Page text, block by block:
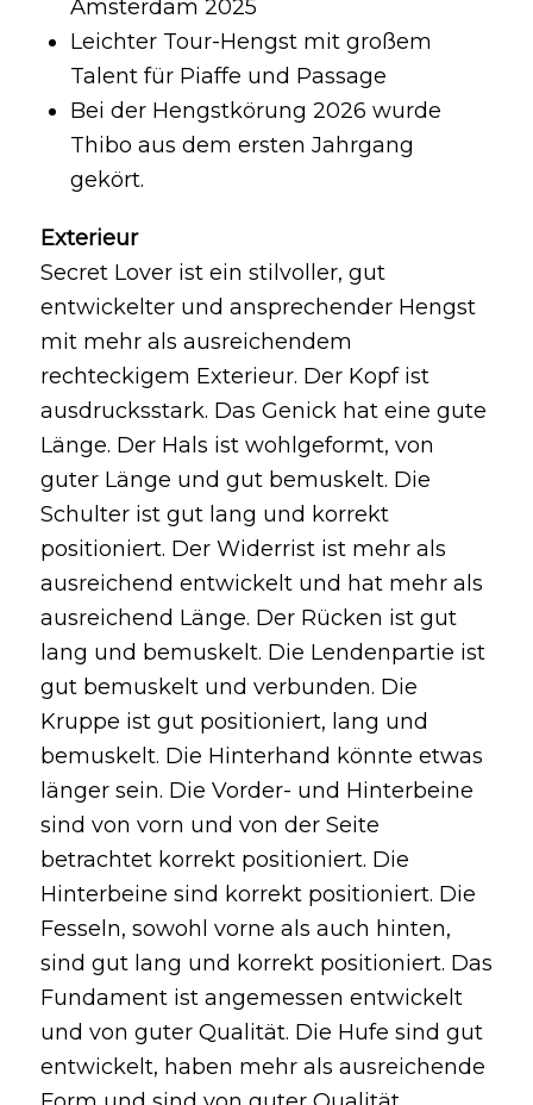
Amsterdam 2025
Leichter Tour-Hengst mit großem
Talent für Piaffe und Passage
Bei der Hengstkörung 2026 wurde
Thibo aus dem ersten Jahrgang
gekört.
Exterieur
Secret Lover ist ein stilvoller, gut
entwickelter und ansprechender Hengst
mit mehr als ausreichendem
rechteckigem Exterieur. Der Kopf ist
ausdrucksstark. Das Genick hat eine gute
Länge. Der Hals ist wohlgeformt, von
guter Länge und gut bemuskelt. Die
Schulter ist gut lang und korrekt
positioniert. Der Widerrist ist mehr als
ausreichend entwickelt und hat mehr als
ausreichend Länge. Der Rücken ist gut
lang und bemuskelt. Die Lendenpartie ist
gut bemuskelt und verbunden. Die
Kruppe ist gut positioniert, lang und
bemuskelt. Die Hinterhand könnte etwas
länger sein. Die Vorder- und Hinterbeine
sind von vorn und von der Seite
betrachtet korrekt positioniert. Die
Hinterbeine sind korrekt positioniert. Die
Fesseln, sowohl vorne als auch hinten,
sind gut lang und korrekt positioniert. Das
Fundament ist angemessen entwickelt
und von guter Qualität. Die Hufe sind gut
entwickelt, haben mehr als ausreichende